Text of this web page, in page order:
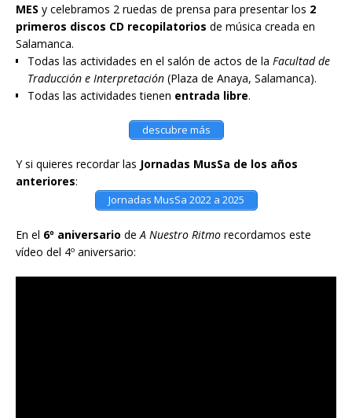
MES y celebramos 2 ruedas de prensa para presentar los 2
primeros discos CD recopilatorios de música creada en
Salamanca.
Todas las actividades en el salón de actos de la Facultad de
Traducción e Interpretación (Plaza de Anaya, Salamanca).
Todas las actividades tienen entrada libre.
descubre más
Y si quieres recordar las Jornadas MusSa de los años
anteriores:
Jornadas MusSa 2022 a 2025
En el 6º aniversario de A Nuestro Ritmo recordamos este
vídeo del 4º aniversario: